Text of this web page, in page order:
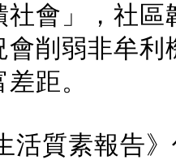
社會」，社
會削弱非牟
距。
活質素報告